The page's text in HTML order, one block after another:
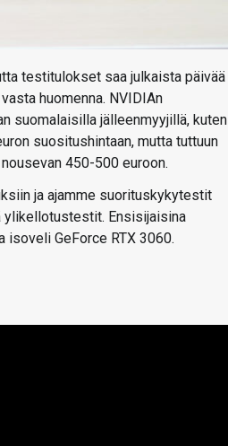
testitulokset saa julkaista päivää
huomenna. NVIDIAn
suomalaisilla jälleenmyyjillä, kuten
suositushintaan, mutta tuttuun
450-500 euroon.
ja ajamme suorituskykytestit
ylikellotustestit. Ensisijaisina
GeForce RTX 3060.